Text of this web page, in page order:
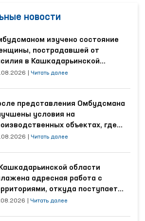
новости
изучено состояние
пострадавшей от
в Кашкадарьинской
Читать далее
представления Омбудсмана
условия на
объектах, где
осуждённые
Читать далее
области
адресная работа с
откуда поступает
количество обращений
Читать далее